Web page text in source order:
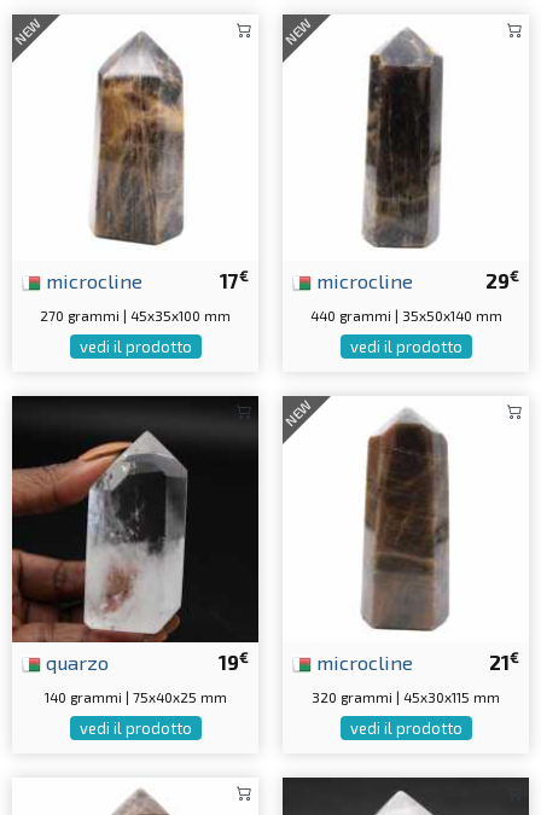
NEW
17€
microcline
270 grammi | 45x35x100 mm
vedi il prodotto
NEW
29€
microcline
440 grammi | 35x50x140 mm
vedi il prodotto
19€
quarzo
140 grammi | 75x40x25 mm
vedi il prodotto
NEW
21€
microcline
320 grammi | 45x30x115 mm
vedi il prodotto